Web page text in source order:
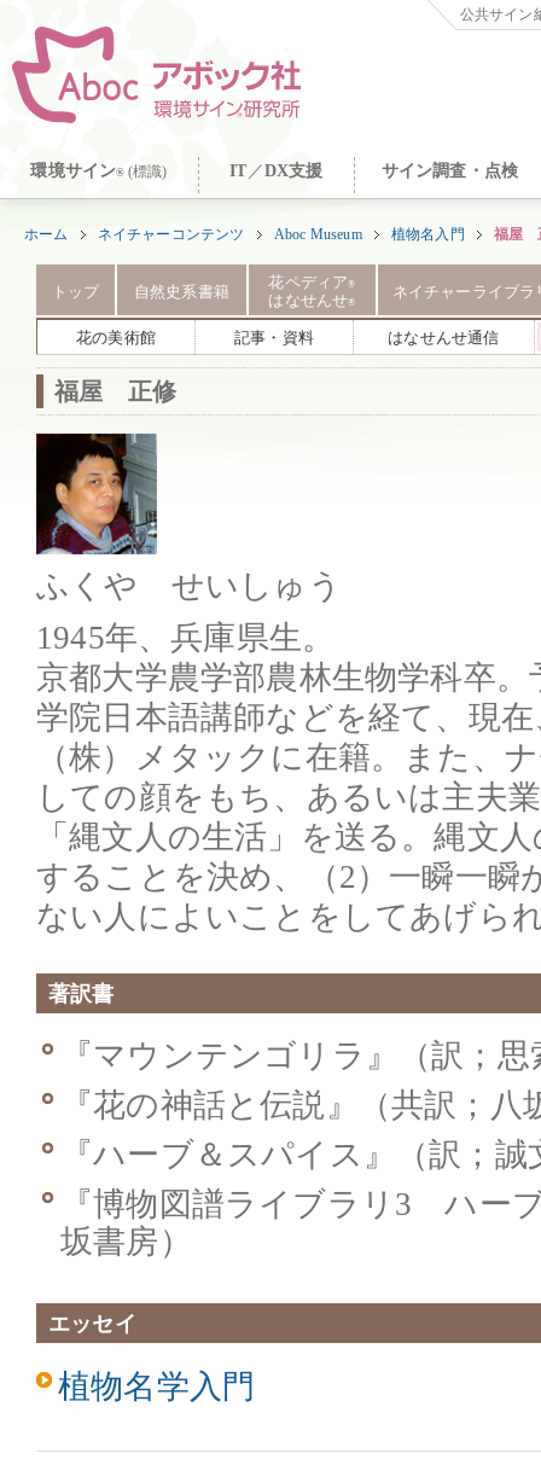
公共サイン
環境サイン® (標識) IT ／DX支援 サイン調査・点検
ホーム ネイチャーコンテンツ Aboc Museum 植物名入門 福屋
トップ 自然史系書籍
花ペディア®
はなせんせ®
ネイチャーライブラ
花の美術館 記事・資料 はなせんせ通信
福屋 正修
ふくや せいしゅう
1945年、兵庫県生。
京都大学農学部農林生物学科卒
学院日本語講師などを経て、現
（株）メタックに在籍。また、
しての顔をもち、あるいは主夫
「縄文人の生活」を送る。縄文
することを決め、（2）一瞬一瞬
ない人によいことをしてあげら
著訳書
『マウンテンゴリラ』（訳；思
『花の神話と伝説』（共訳；八
『ハーブ＆スパイス』（訳；
『博物図譜ライブラリ3 ハー
坂書房）
エッセイ
植物名学入門